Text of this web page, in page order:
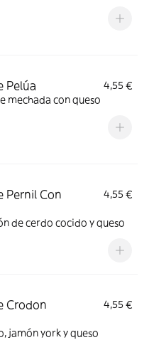
Pelúa
4,55 €
mechada con queso
Pernil Con
4,55 €
de cerdo cocido y queso
Crodon
4,55 €
jamón york y queso